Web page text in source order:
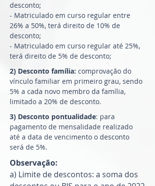
desconto;
- Matriculado em curso regular entre
26% a 50%, terá direito de 10% de
desconto;
- Matriculado em curso regular até 25%,
terá direito de 5% de desconto;
2) Desconto família: comprovação do
vínculo familiar em primeiro grau, sendo
5% a cada novo membro da família,
limitado a 20% de desconto.
3) Desconto pontualidade: para
pagamento de mensalidade realizado
até a data de vencimento o desconto
será de 5%.
Observação:
a) Limite de descontos: a soma dos